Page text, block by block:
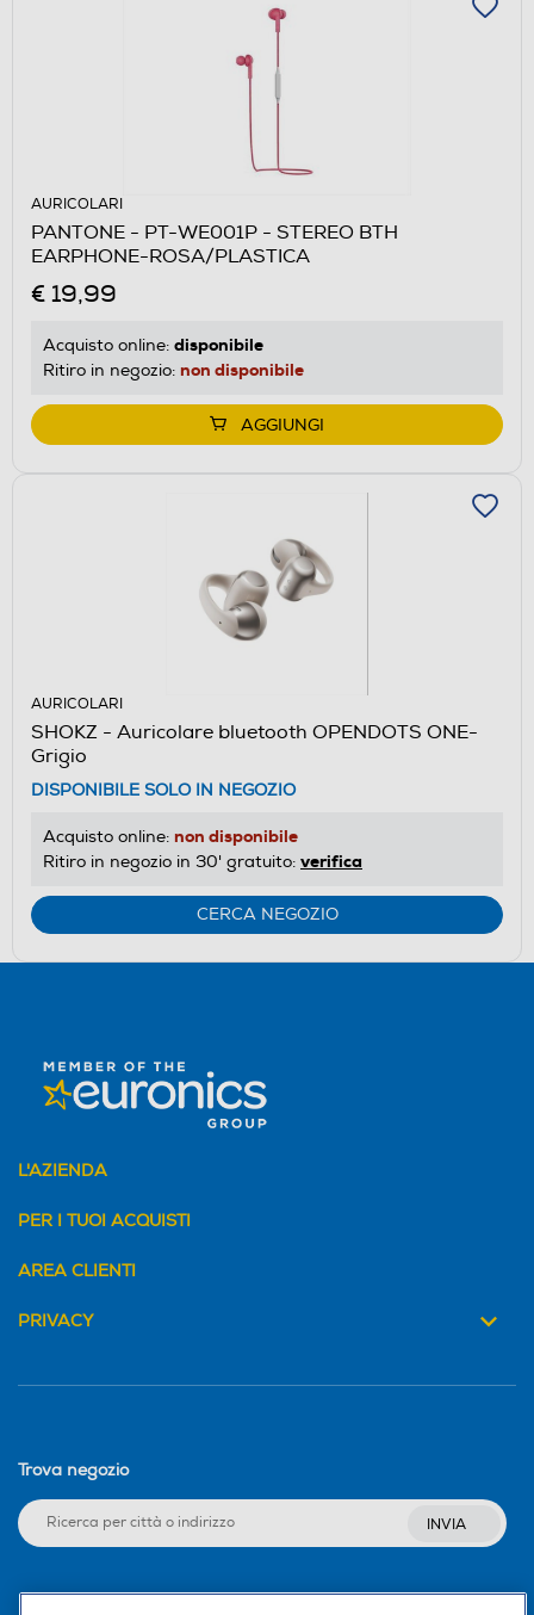
AURICOLARI
PANTONE - PT-WE001P - STEREO BTH
EARPHONE-ROSA/PLASTICA
€ 19,99
Acquisto online: disponibile
Ritiro in negozio: non disponibile
AGGIUNGI
AURICOLARI
SHOKZ - Auricolare bluetooth OPENDOTS ONE-
Grigio
DISPONIBILE SOLO IN NEGOZIO
Acquisto online: non disponibile
Ritiro in negozio in 30' gratuito: verifica
CERCA NEGOZIO
L'AZIENDA
PER I TUOI ACQUISTI
AREA CLIENTI
PRIVACY
Trova negozio
INVIA